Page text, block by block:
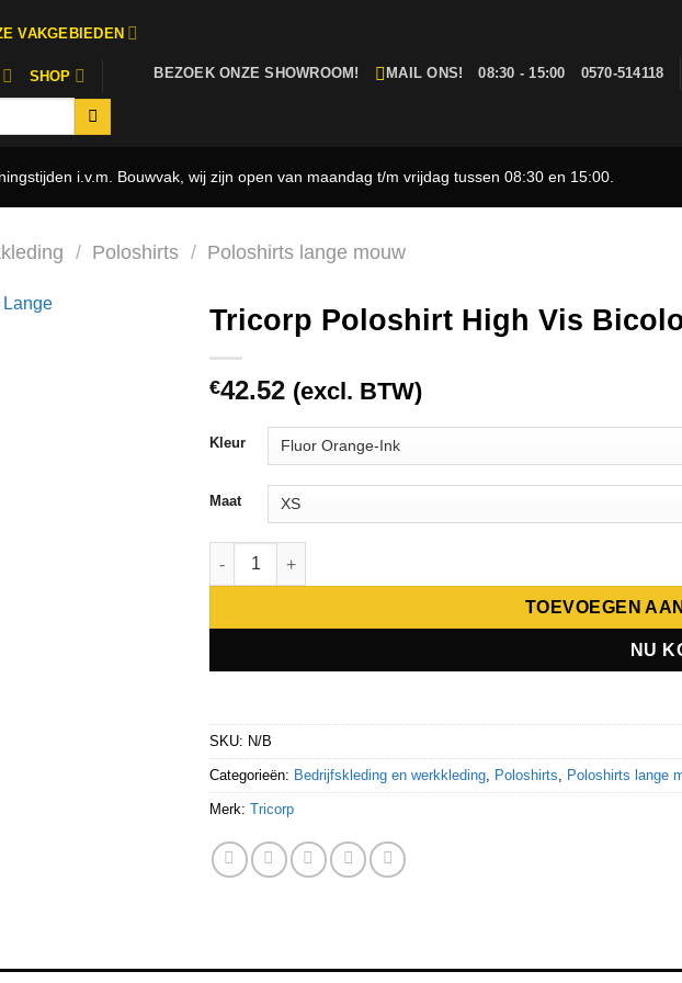
VAKGEBIEDEN
SHOP BEZOEK ONZE SHOWROOM! MAIL ONS! 08:30 - 15:00 0570-514118
i.v.m. Bouwvak, wij zijn open van maandag t/m vrijdag tussen 08:30 en 15:00.
/ Poloshirts / Poloshirts lange mouw
Tricorp Poloshirt High Vis
€42.52 (excl. BTW)
Kleur
Maat
Tricorp Poloshirt High Vis Bicolor Lange Mouw 203008 aantal
TOEVOEGEN
NU
SKU: N/B
Categorieën: Bedrijfskleding en werkkleding, Poloshirts, Poloshirts lange
Merk:Tricorp